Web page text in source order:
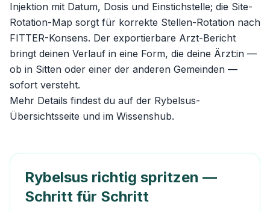
Injektion mit Datum, Dosis und Einstichstelle; die Site-
Rotation-Map sorgt für korrekte Stellen-Rotation nach
FITTER-Konsens. Der exportierbare Arzt-Bericht
bringt deinen Verlauf in eine Form, die deine Ärzt:in —
ob in Sitten oder einer der anderen Gemeinden —
sofort versteht.
Mehr Details findest du auf der Rybelsus-
Übersichtsseite und im Wissenshub.
Rybelsus richtig spritzen —
Schritt für Schritt